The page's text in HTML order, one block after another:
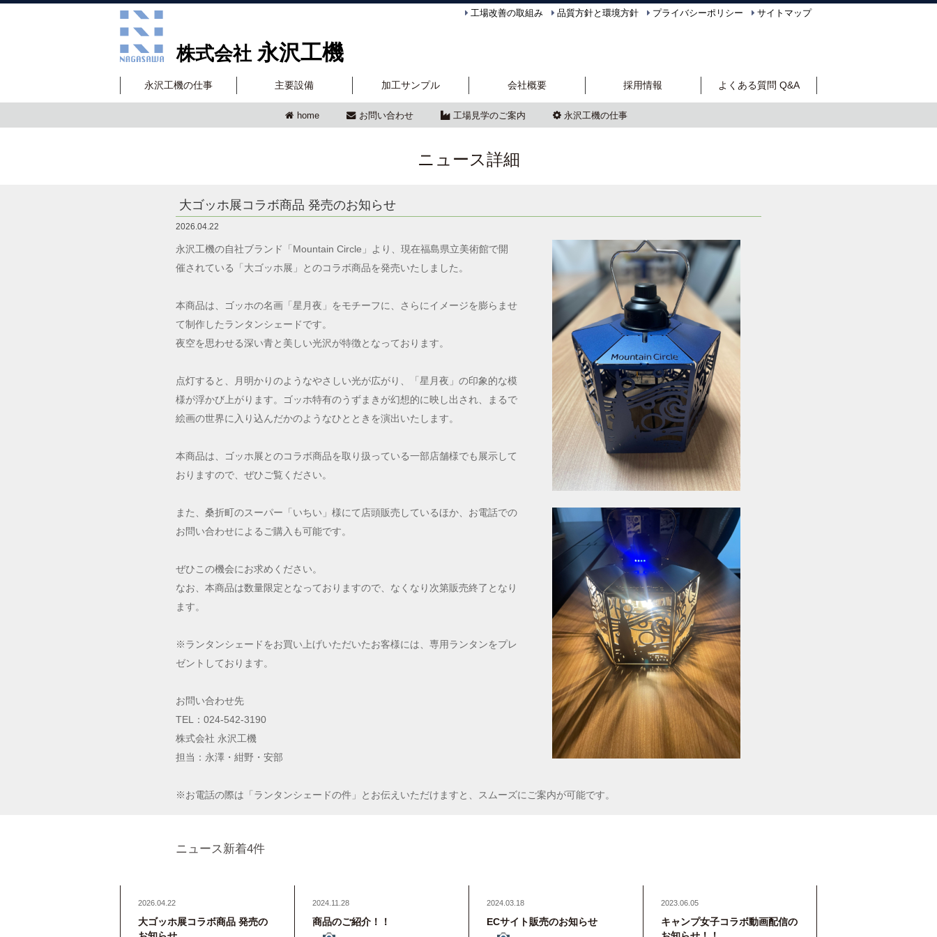
工場改善の取組み 品質方針と環境方針 プライバシーポリシー サイトマップ
株式会社 永沢工機
永沢工機の仕事 主要設備 加工サンプル 会社概要 採用情報 よくある質問 Q&A
home お問い合わせ 工場見学のご案内 永沢工機の仕事
ニュース詳細
大ゴッホ展コラボ商品 発売のお知らせ
2026.04.22
永沢工機の自社ブランド「Mountain Circle」より、現在福島県立美術館で開
催されている「大ゴッホ展」とのコラボ商品を発売いたしました。
本商品は、ゴッホの名画「星月夜」をモチーフに、さらにイメージを膨らませ
て制作したランタンシェードです。
夜空を思わせる深い青と美しい光沢が特徴となっております。
点灯すると、月明かりのようなやさしい光が広がり、「星月夜」の印象的な模
様が浮かび上がります。ゴッホ特有のうずまきが幻想的に映し出され、まるで
絵画の世界に入り込んだかのようなひとときを演出いたします。
本商品は、ゴッホ展とのコラボ商品を取り扱っている一部店舗様でも展示して
おりますので、ぜひご覧ください。
また、桑折町のスーパー「いちい」様にて店頭販売しているほか、お電話での
お問い合わせによるご購入も可能です。
ぜひこの機会にお求めください。
なお、本商品は数量限定となっておりますので、なくなり次第販売終了となり
ます。
※ランタンシェードをお買い上げいただいたお客様には、専用ランタンをプレ
ゼントしております。
お問い合わせ先
TEL：024-542-3190
株式会社 永沢工機
担当：永澤・紺野・安部
※お電話の際は「ランタンシェードの件」とお伝えいただけますと、スムーズにご案内が可能です。
ニュース新着4件
2026.04.22
大ゴッホ展コラボ商品 発売の
2024.11.28
商品のご紹介！！
2024.03.18
ECサイト販売のお知らせ
2023.06.05
キャンプ女子コラボ動画配信の